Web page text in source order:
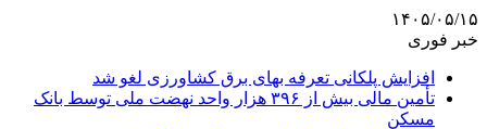
۱۴۰۵/۰۵/۱۵
خبر فوری
افزایش پلکانی تعرفه بهای برق کشاورزی لغو شد
تأمین مالی بیش از ۳۹۶ هزار واحد نهضت ملی توسط بانک
مسکن